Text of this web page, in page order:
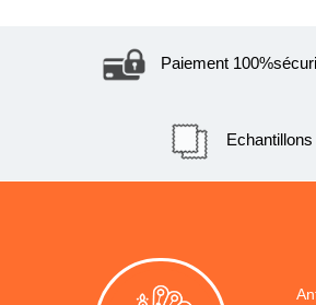
Paiement